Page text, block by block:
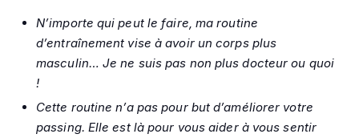
N’importe qui peut le faire, ma routine
d’entraînement vise à avoir un corps plus
masculin… Je ne suis pas non plus docteur ou quoi
!
Cette routine n’a pas pour but d’améliorer votre
passing. Elle est là pour vous aider à vous sentir